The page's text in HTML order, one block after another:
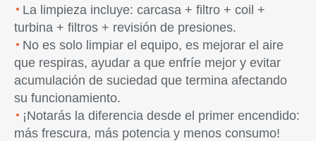
La limpieza incluye: carcasa + filtro + coil +
turbina + filtros + revisión de presiones.
No es solo limpiar el equipo, es mejorar el aire
que respiras, ayudar a que enfríe mejor y evitar
acumulación de suciedad que termina afectando
su funcionamiento.
¡Notarás la diferencia desde el primer encendido:
más frescura, más potencia y menos consumo!